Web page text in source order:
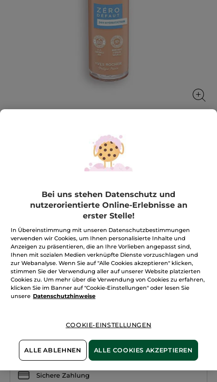
Foundation Zéro Défaut
Eine makellose ebenmäßige und mit Feuchtigkeit
★★★★★
★★★★★
Sternen.
Bewertungen
anzeigen.
Foundation
Zéro
Défaut
(282) BEWERTUNG VERFASSEN
27,90€*
93,00€ / 100ml
Rosé 250
+24
Menge
IN DEN WARENKORB
Freie Versandkosten ab 20€
Lieferung zwischen dem 12/08 und dem 13/08
Sichere Zahlung
Bei uns stehen Datenschutz und
nutzerorientierte Online-Erlebnisse an
erster Stelle!
In Übereinstimmung mit unseren Datenschutzbestimmungen
verwenden wir Cookies, um Ihnen personalisierte Inhalte und
Anzeigen zu präsentieren, die an Ihre Vorlieben angepasst sind,
Ihnen mit sozialen Medien verknüpfte Dienste vorzuschlagen und
zur Webanalyse. Wenn Sie auf "Alle Cookies akzeptieren" klicken,
stimmen Sie der Verwendung aller auf unserer Website platzierten
Cookies zu. Um mehr über die Verwendung von Cookies zu erfahren,
klicken Sie im Banner auf "Cookie-Einstellungen" oder lesen Sie
unsere Datenschutzhinweise
COOKIE-EINSTELLUNGEN
ALLE ABLEHNEN ALLE COOKIES AKZEPTIEREN